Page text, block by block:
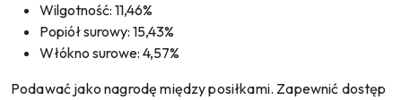
Wilgotność: 11,46%
Popiół surowy: 15,43%
Włókno surowe: 4,57%
Podawać jako nagrodę między posiłkami. Zapewnić dostęp